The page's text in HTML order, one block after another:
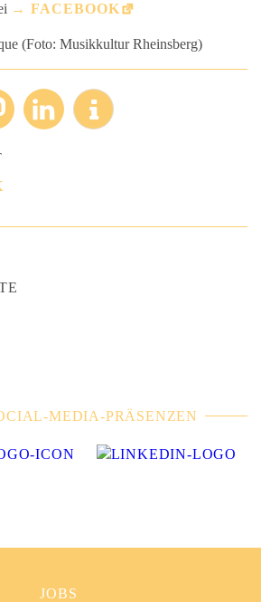
FACEBOOK
(Foto: Musikkultur Rheinsberg)
MEDIA-PRÄSENZEN
JOBS